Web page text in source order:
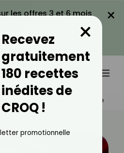
les offres 3 et 6 mois
LA PROMO
×
Recette De Sangria Légère
Recevez
gratuitement
180 recettes
inédites de
CROQ !
×
promotionnelle